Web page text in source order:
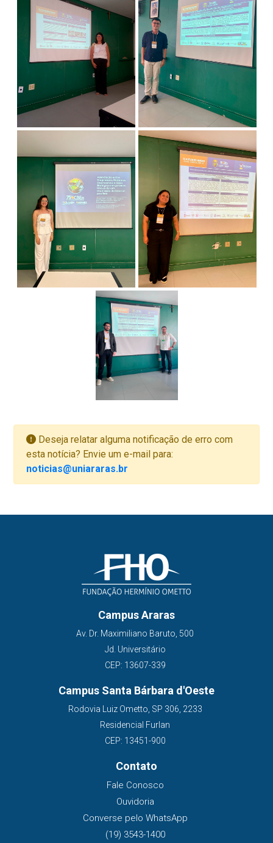
Deseja relatar alguma notificação de erro com
esta notícia? Envie um e-mail para:
noticias@uniararas.br
Campus Araras
Av. Dr. Maximiliano Baruto, 500
Jd. Universitário
CEP: 13607-339
Campus Santa Bárbara d'Oeste
Rodovia Luiz Ometto, SP 306, 2233
Residencial Furlan
CEP: 13451-900
Contato
Fale Conosco
Ouvidoria
Converse pelo WhatsApp
(19) 3543-1400